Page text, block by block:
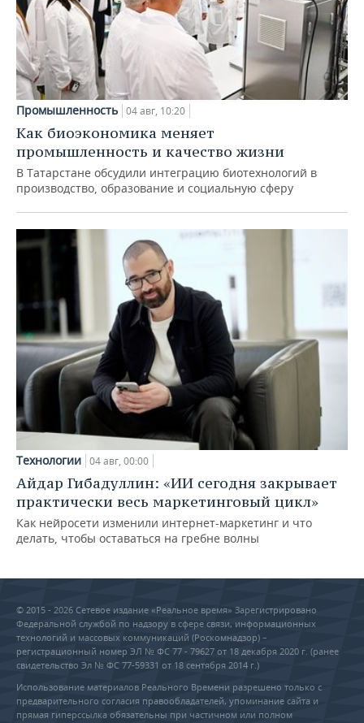
Промышленность 04 авг, 10:20
Как биоэкономика меняет
промышленность и качество жизни
В Татарстане обсудили интеграцию биотехнологий в
производство, образование и социальную сферу
Технологии 04 авг, 00:00
Айдар Гибадуллин: «ИИ сегодня закрывает
практически весь маркетинговый цикл»
Как нейросети изменили интернет-маркетинг и что
делать, чтобы оставаться на гребне волны
© 2015 - 2026 Сетевое издание «Реальное время» Зарегистрировано
Федеральной службой по надзору в сфере связи, информационных
технологий и массовых коммуникаций (Роскомнадзор) –
регистрационный номер ЭЛ № ФС 77 - 79627 от 18 декабря 2020 г. (ранее
свидетельство Эл № ФС 77-59331 от 18 сентября 2014 г.)
Использование материалов Реального Времени разрешено только с
предварительного согласия правообладателей, упоминание сайта и
прямая гиперссылка обязательны при частичном или полном